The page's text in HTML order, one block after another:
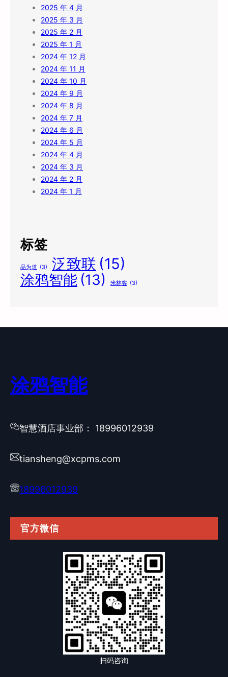
2025 年 4 月
2025 年 3 月
2025 年 2 月
2025 年 1 月
2024 年 12 月
2024 年 11 月
2024 年 10 月
2024 年 9 月
2024 年 8 月
2024 年 7 月
2024 年 6 月
2024 年 5 月
2024 年 4 月
2024 年 3 月
2024 年 2 月
2024 年 1 月
标签
品为道 (3) 泛致联 (15)
涂鸦智能 (13) 米林客 (3)
涂鸦智能
智慧酒店事业部： 18996012939
tiansheng@xcpms.com
18996012939
官方微信
扫码咨询